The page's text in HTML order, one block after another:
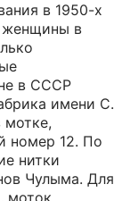
в 1950-х
женщины в
в СССР
имени С.
номер 12. По
нитки
Чулыма. Для
моток